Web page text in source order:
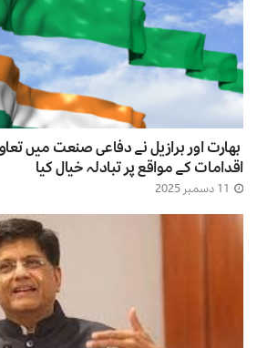
بھارت اور برازیل نے دفاعی صنعت میں
اقدامات کے مواقع پر تبادلہ خیال کیا